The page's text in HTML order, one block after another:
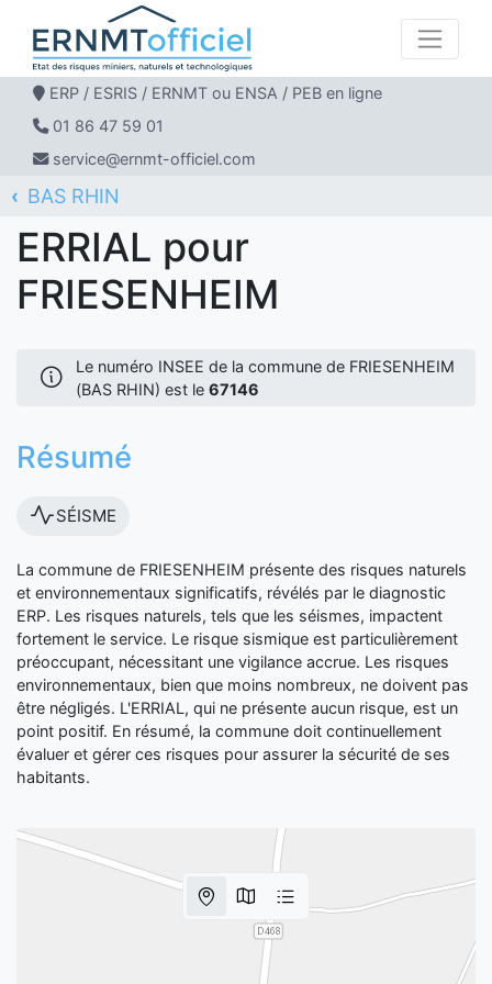
ERP / ESRIS / ERNMT ou ENSA / PEB en ligne
01 86 47 59 01
service@ernmt-officiel.com
ERNMT Officiel
ERRIAL
BAS RHIN
FRIESENHEIM
ERRIAL pour
FRIESENHEIM
Le numéro INSEE de la commune de FRIESENHEIM
(BAS RHIN) est le 67146
Résumé
SÉISME
La commune de FRIESENHEIM présente des risques naturels
et environnementaux significatifs, révélés par le diagnostic
ERP. Les risques naturels, tels que les séismes, impactent
fortement le service. Le risque sismique est particulièrement
préoccupant, nécessitant une vigilance accrue. Les risques
environnementaux, bien que moins nombreux, ne doivent pas
être négligés. L'ERRIAL, qui ne présente aucun risque, est un
point positif. En résumé, la commune doit continuellement
évaluer et gérer ces risques pour assurer la sécurité de ses
habitants.